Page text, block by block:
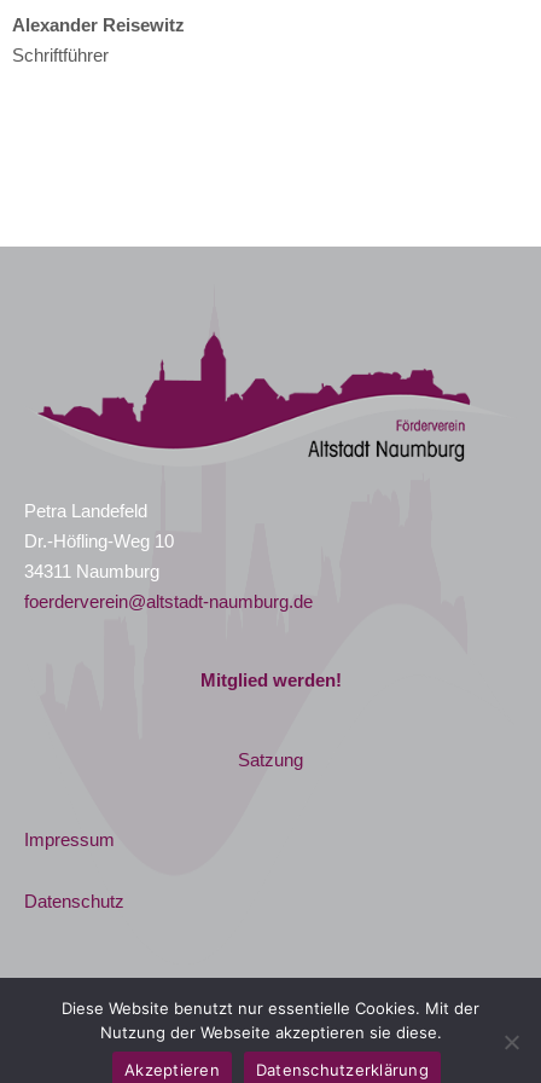
Alexander Reisewitz
Schriftführer
Petra Landefeld
Dr.-Höfling-Weg 10
34311 Naumburg
foerderverein@altstadt-naumburg.de
Mitglied werden!
Satzung
Impressum
Datenschutz
Copyright © 2026Förderverein Altstadt Naumburg
Diese Website benutzt nur essentielle Cookies. Mit der
Nutzung der Webseite akzeptieren sie diese.
Akzeptieren
Datenschutzerklärung